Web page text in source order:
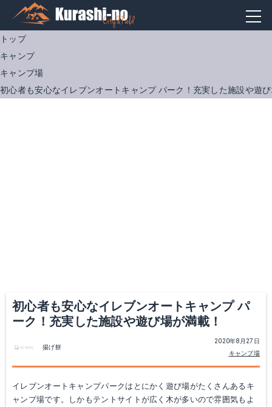
トップ
キャンプ
キャンプ場
初心者も安心なイレブンオートキャンプ パーク！充実した施設や遊
初心者も安心なイレブンオートキャンプ パ
ーク！充実した施設や遊び場が満載！
2020年8月27日
キャンプ場
揚げ餅
イレブンオートキャンプパークはとにかく遊び場がたくさんあるキ
ャンプ場です。しかもテントサイトが広く木が多いので雰囲気もよ